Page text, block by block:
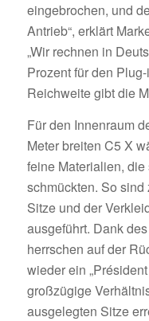
eingebrochen, und
Antrieb“, erklärt
„Wir rechnen in
Prozent für den
Reichweite gibt die
Für den Innenraum
Meter breiten C5 X
feine Materialien,
schmückten. So
Sitze und der
ausgeführt. Dank
herrschen auf der
wieder ein
großzügige
ausgelegten Sitze